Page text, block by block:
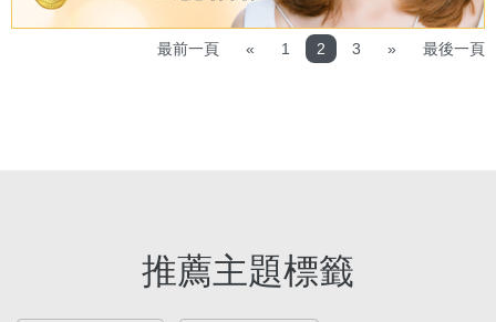
最前一頁 « 1 2 3 » 最後一頁
推薦主題標籤